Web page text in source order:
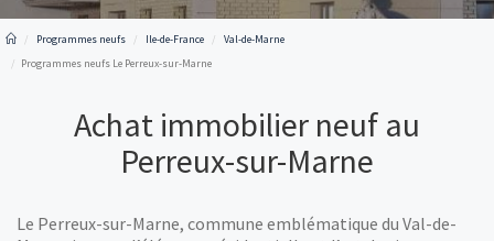
Programmes neufs Ile-de-France
Val-de-Marne
Programmes neufs Le Perreux-sur-Marne
Achat immobilier neuf au
Perreux-sur-Marne
Le Perreux-sur-Marne, commune emblématique du Val-de-